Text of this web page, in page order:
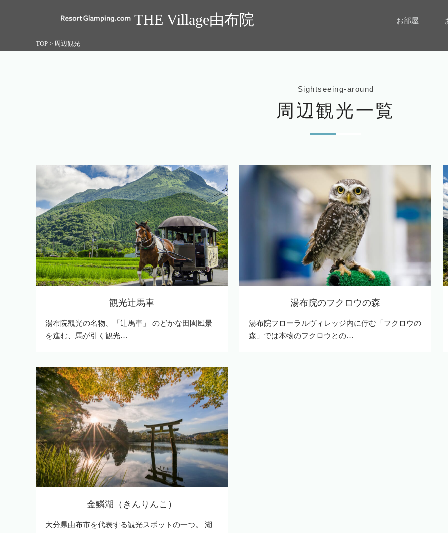
THE Village由布院 お部屋
TOP > 周辺観光
Sightseeing-around
周辺観光一覧
観光辻馬車
湯布院観光の名物、「辻馬車」 のどかな田園風景
を進む、馬が引く観光…
湯布院のフクロウの森
湯布院フローラルヴィレッジ内に佇む「フクロウの
森」では本物のフクロウとの…
金鱗湖（きんりんこ）
大分県由布市を代表する観光スポットの一つ。 湖